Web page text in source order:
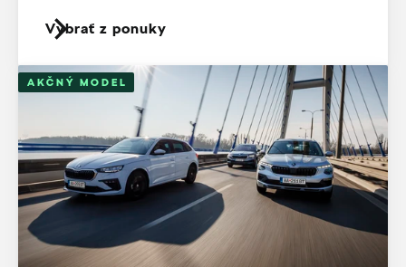
Vybrať z ponuky
AKČNÝ MODEL